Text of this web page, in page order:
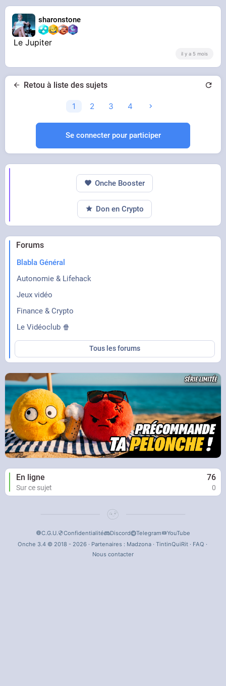
sharonstone
Le Jupiter
il y a 5 mois
Retou à liste des sujets
1 2 3 4
Se connecter pour participer
Forums
Blabla Général
Autonomie & Lifehack
Jeux vidéo
Finance & Crypto
Le Vidéoclub 🍿
Tous les forums
En ligne 76
Sur ce sujet 0
Onche Booster
Don en Crypto
C.G.U. Confidentialité Discord Telegram
YouTube
Onche 3.4 © 2018 - 2026 · Partenaires : Madzona· TintinQuiRit· FAQ ·
Nous contacter